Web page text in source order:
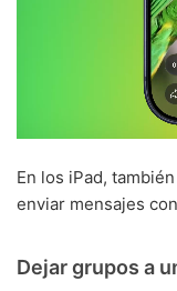
En los iPad,
enviar mensajes
Dejar grupos a